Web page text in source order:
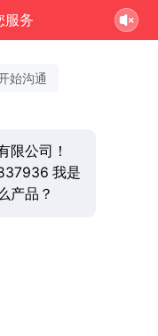
服务
始沟通
限公司！
我是
产品？